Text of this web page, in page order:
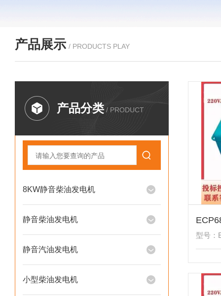
产品展示 / PRODUCTS PLAY
产品分类 / PRODUCT
8KW静音柴油发电机
静音柴油发电机
静音汽油发电机
小型柴油发电机
型号：